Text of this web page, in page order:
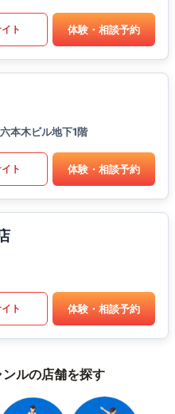
ト 体験・相談予約
本木ビル地下1階
ト 体験・相談予約
ト 体験・相談予約
ルの店舗を探す